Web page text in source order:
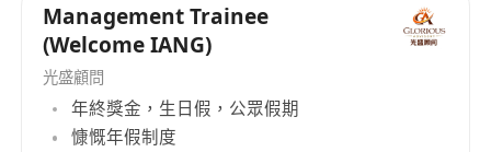
Management Trainee
(Welcome IANG)
光盛顧問
年終獎金，生日假，公眾假期
慷慨年假制度